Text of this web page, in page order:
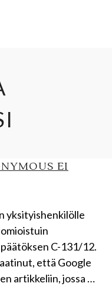
EI
yksityishenkilölle
C-131/12.
että Google
artikkeliin, jossa …